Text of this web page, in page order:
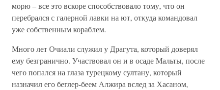
морю – все это вскоре способствовало тому, что он
перебрался с галерной лавки на ют, откуда командовал
уже собственным кораблем.
Много лет Очиали служил у Драгута, который доверял
ему безгранично. Участвовал он и в осаде Мальты, после
чего попался на глаза турецкому султану, который
назначил его беглер-беем Алжира вслед за Хасаном,